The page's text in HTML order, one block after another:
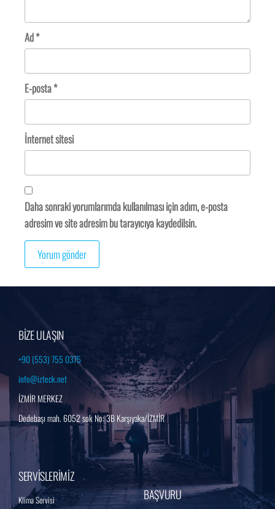
Ad*
E-posta*
İnternet sitesi
Daha sonraki yorumlarımda kullanılması için adım, e-posta
adresim ve site adresim bu tarayıcıya kaydedilsin.
BİZE ULAŞIN
+90 (553) 755 0375
info@izteck.net
İZMİR MERKEZ
Dedebaşı mah. 6052 sok No: 3B Karşıyaka/İZMİR
SERVİSLERİMİZ
Klima Servisi
BAŞVURU